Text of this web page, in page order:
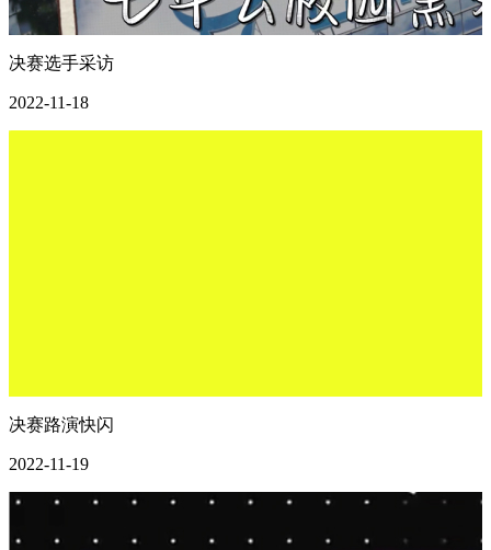
决赛选手采访
2022-11-18
决赛路演快闪
2022-11-19